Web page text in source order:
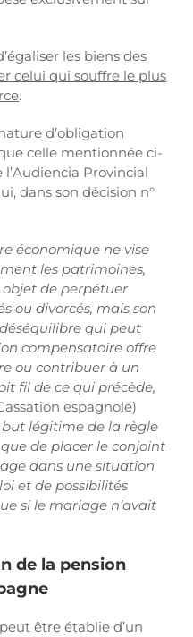
les biens des
celui qui souffre le plus
.
d’obligation
celle mentionnée ci-
Provincial
dans son décision n°
économique ne vise
les patrimoines,
objet de perpétuer
ou divorcés, mais son
qui peut
compensatoire offre
ou contribuer à un
fil de ce qui précède,
espagnole)
légitime de la règle
de placer le conjoint
dans une situation
et de possibilités
si le mariage n’avait
de la pension
être établie d’un